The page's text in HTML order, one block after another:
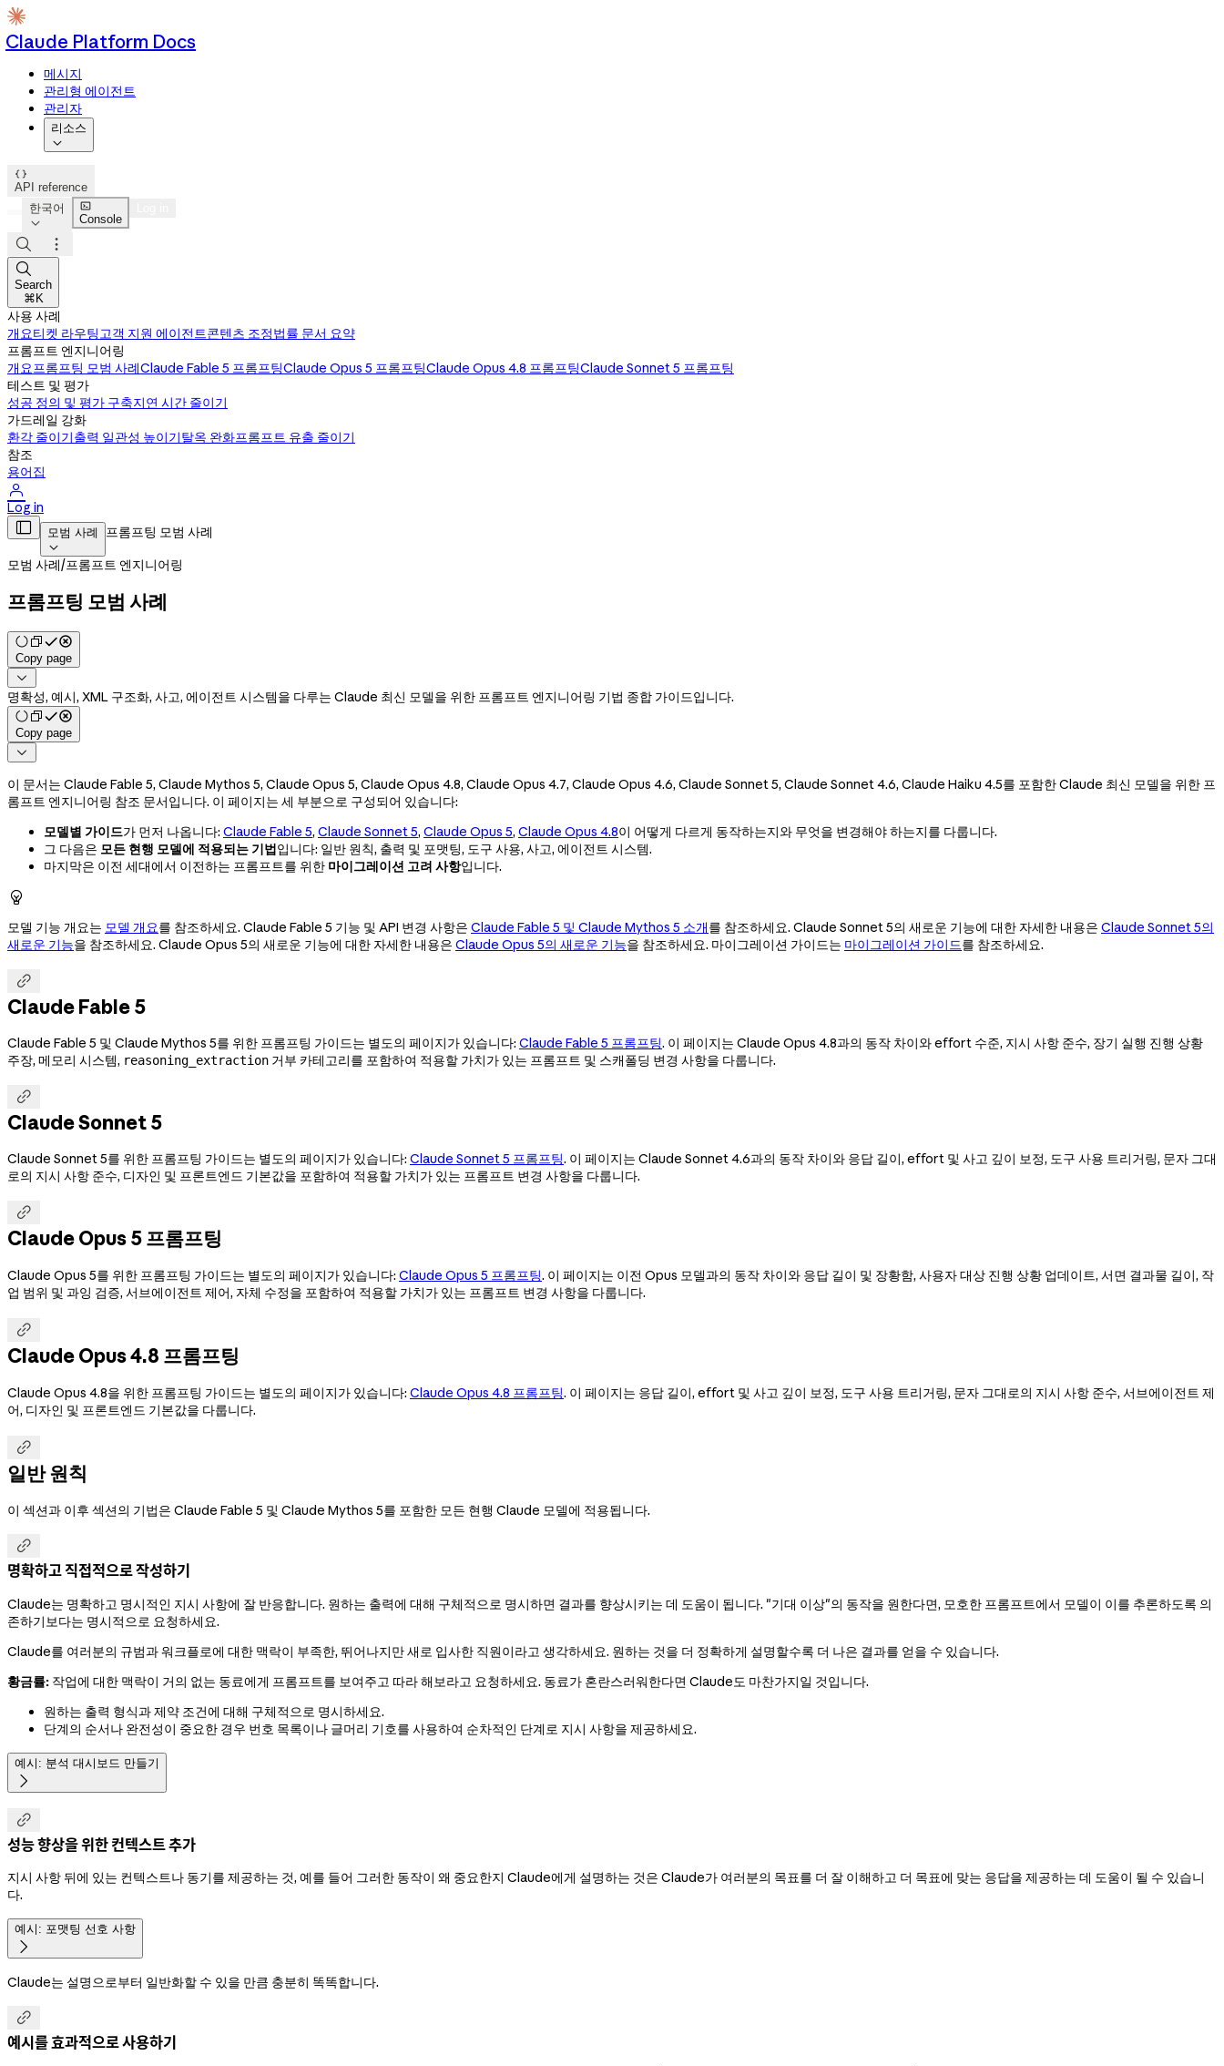
Claude Platform Docs
메시지
관리형 에이전트
관리자
리소스


API reference
한국어


Console



Search
⌘K
사용 사례
개요티켓 라우팅고객 지원 에이전트콘텐츠 조정법률 문서 요약
프롬프트 엔지니어링
개요프롬프팅 모범 사례Claude Fable 5 프롬프팅Claude Opus 5 프롬프팅Claude Opus 4.8 프롬프팅Claude Sonnet 5 프롬프팅
테스트 및 평가
성공 정의 및 평가 구축지연 시간 줄이기
가드레일 강화
환각 줄이기출력 일관성 높이기탈옥 완화프롬프트 유출 줄이기
참조
용어집

Log in
 모범 사례

프롬프팅 모범 사례
모범 사례/프롬프트 엔지니어링
프롬프팅 모범 사례
Copy page

명확성, 예시, XML 구조화, 사고, 에이전트 시스템을 다루는 Claude 최신 모델을 위한 프롬프트 엔지니어링 기법 종합 가이드입니다.
Copy page

이 문서는 Claude Fable 5, Claude Mythos 5, Claude Opus 5, Claude Opus 4.8, Claude Opus 4.7, Claude Opus 4.6, Claude Sonnet 5, Claude Sonnet 4.6, Claude Haiku 4.5를 포함한 Claude 최신 모델을 위한 프
롬프트 엔지니어링 참조 문서입니다. 이 페이지는 세 부분으로 구성되어 있습니다:
모델별 가이드가 먼저 나옵니다: Claude Fable 5, Claude Sonnet 5, Claude Opus 5, Claude Opus 4.8이 어떻게 다르게 동작하는지와 무엇을 변경해야 하는지를 다룹니다.
그 다음은 모든 현행 모델에 적용되는 기법입니다: 일반 원칙, 출력 및 포맷팅, 도구 사용, 사고, 에이전트 시스템.
마지막은 이전 세대에서 이전하는 프롬프트를 위한 마이그레이션 고려 사항입니다.

모델 기능 개요는 모델 개요를 참조하세요. Claude Fable 5 기능 및 API 변경 사항은 Claude Fable 5 및 Claude Mythos 5 소개를 참조하세요. Claude Sonnet 5의 새로운 기능에 대한 자세한 내용은 Claude Sonnet 5의
새로운 기능을 참조하세요. Claude Opus 5의 새로운 기능에 대한 자세한 내용은 Claude Opus 5의 새로운 기능을 참조하세요. 마이그레이션 가이드는 마이그레이션 가이드를 참조하세요.

Claude Fable 5
Claude Fable 5 및 Claude Mythos 5를 위한 프롬프팅 가이드는 별도의 페이지가 있습니다: Claude Fable 5 프롬프팅. 이 페이지는 Claude Opus 4.8과의 동작 차이와 effort 수준, 지시 사항 준수, 장기 실행 진행 상황
주장, 메모리 시스템, reasoning_extraction 거부 카테고리를 포함하여 적용할 가치가 있는 프롬프트 및 스캐폴딩 변경 사항을 다룹니다.

Claude Sonnet 5
Claude Sonnet 5를 위한 프롬프팅 가이드는 별도의 페이지가 있습니다: Claude Sonnet 5 프롬프팅. 이 페이지는 Claude Sonnet 4.6과의 동작 차이와 응답 길이, effort 및 사고 깊이 보정, 도구 사용 트리거링, 문자 그대
로의 지시 사항 준수, 디자인 및 프론트엔드 기본값을 포함하여 적용할 가치가 있는 프롬프트 변경 사항을 다룹니다.

Claude Opus 5 프롬프팅
Claude Opus 5를 위한 프롬프팅 가이드는 별도의 페이지가 있습니다: Claude Opus 5 프롬프팅. 이 페이지는 이전 Opus 모델과의 동작 차이와 응답 길이 및 장황함, 사용자 대상 진행 상황 업데이트, 서면 결과물 길이, 작
업 범위 및 과잉 검증, 서브에이전트 제어, 자체 수정을 포함하여 적용할 가치가 있는 프롬프트 변경 사항을 다룹니다.

Claude Opus 4.8 프롬프팅
Claude Opus 4.8을 위한 프롬프팅 가이드는 별도의 페이지가 있습니다: Claude Opus 4.8 프롬프팅. 이 페이지는 응답 길이, effort 및 사고 깊이 보정, 도구 사용 트리거링, 문자 그대로의 지시 사항 준수, 서브에이전트 제
어, 디자인 및 프론트엔드 기본값을 다룹니다.

일반 원칙
이 섹션과 이후 섹션의 기법은 Claude Fable 5 및 Claude Mythos 5를 포함한 모든 현행 Claude 모델에 적용됩니다.

명확하고 직접적으로 작성하기
Claude는 명확하고 명시적인 지시 사항에 잘 반응합니다. 원하는 출력에 대해 구체적으로 명시하면 결과를 향상시키는 데 도움이 됩니다. "기대 이상"의 동작을 원한다면, 모호한 프롬프트에서 모델이 이를 추론하도록 의
존하기보다는 명시적으로 요청하세요.
Claude를 여러분의 규범과 워크플로에 대한 맥락이 부족한, 뛰어나지만 새로 입사한 직원이라고 생각하세요. 원하는 것을 더 정확하게 설명할수록 더 나은 결과를 얻을 수 있습니다.
황금률: 작업에 대한 맥락이 거의 없는 동료에게 프롬프트를 보여주고 따라 해보라고 요청하세요. 동료가 혼란스러워한다면 Claude도 마찬가지일 것입니다.
원하는 출력 형식과 제약 조건에 대해 구체적으로 명시하세요.
단계의 순서나 완전성이 중요한 경우 번호 목록이나 글머리 기호를 사용하여 순차적인 단계로 지시 사항을 제공하세요.
예시: 분석 대시보드 만들기


성능 향상을 위한 컨텍스트 추가
지시 사항 뒤에 있는 컨텍스트나 동기를 제공하는 것, 예를 들어 그러한 동작이 왜 중요한지 Claude에게 설명하는 것은 Claude가 여러분의 목표를 더 잘 이해하고 더 목표에 맞는 응답을 제공하는 데 도움이 될 수 있습니
다.
예시: 포맷팅 선호 사항

Claude는 설명으로부터 일반화할 수 있을 만큼 충분히 똑똑합니다.

예시를 효과적으로 사용하기